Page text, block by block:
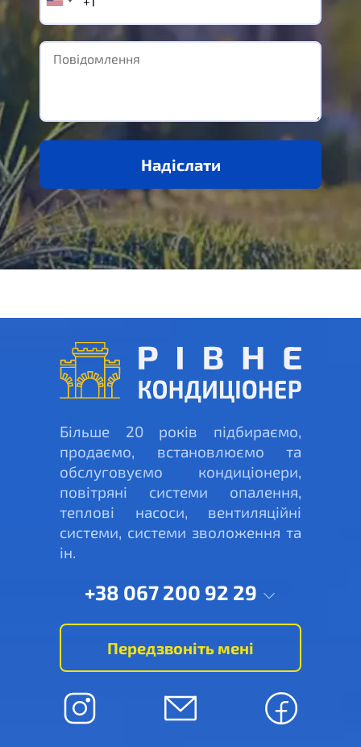
Надіслати
Більше 20 років підбираємо,
продаємо, встановлюємо та
обслуговуємо кондиціонери,
повітряні системи опалення,
теплові насоси, вентиляційні
системи, системи зволоження та
ін.
+38 067 200 92 29
Передзвоніть мені